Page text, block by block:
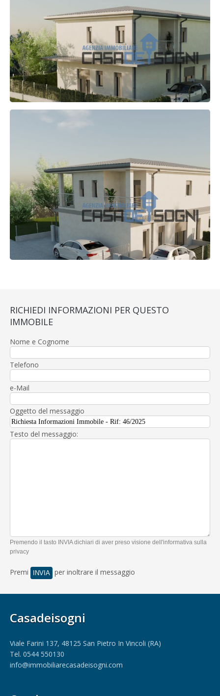
RICHIEDI INFORMAZIONI PER QUESTO
IMMOBILE
Nome e Cognome
Telefono
e-Mail
Oggetto del messaggio
Testo del messaggio:
Premendo il tasto INVIA dichiari di aver preso visione dell'informativa sulla
privacy
Premi per inoltrare il messaggio
Casadeisogni
Viale Farini 137, 48125 San Pietro In Vincoli (RA)
Tel. 0544 550130
info@immobiliarecasadeisogni.com